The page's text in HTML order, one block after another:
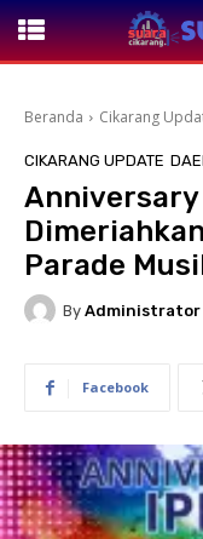
Beranda Cikarang
CIKARANG UPDATE
Anniversary
Parade
By Administrator
Facebook